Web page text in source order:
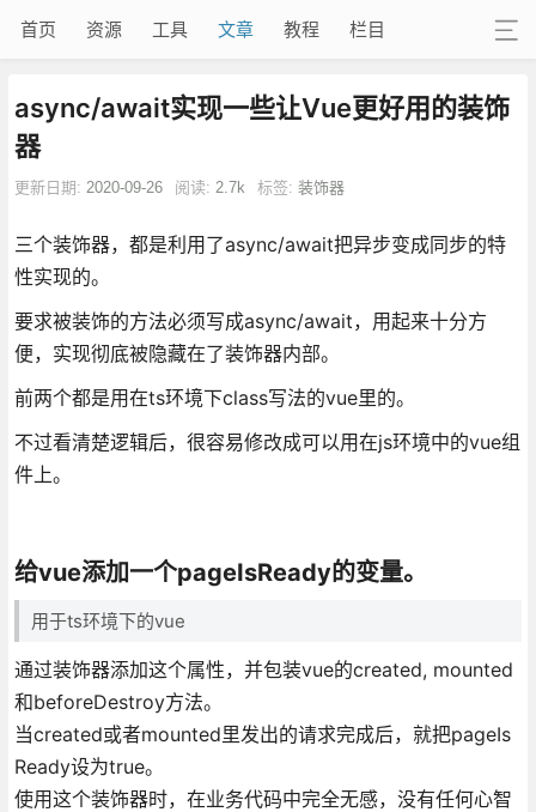
首页 资源 工具 文章 教程 栏目
async/await实现一些让Vue更好用的装饰
器
更新日期: 2020-09-26 阅读: 2.7k 标签: 装饰器
三个装饰器，都是利用了async/await把异步变成同步的特
性实现的。
要求被装饰的方法必须写成async/await，用起来十分方
便，实现彻底被隐藏在了装饰器内部。
前两个都是用在ts环境下class写法的vue里的。
不过看清楚逻辑后，很容易修改成可以用在js环境中的vue组
件上。
给vue添加一个pageIsReady的变量。
用于ts环境下的vue
通过装饰器添加这个属性，并包装vue的created, mounted
和beforeDestroy方法。
当created或者mounted里发出的请求完成后，就把pageIs
Ready设为true。
使用这个装饰器时，在业务代码中完全无感，没有任何心智